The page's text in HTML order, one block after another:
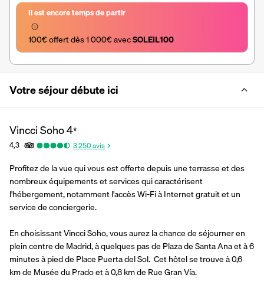
Il est encore temps de partir
100€ offert dès 1 000€ avec SOLEIL100
Votre séjour débute ici
Vincci Soho4*
4,3 3 250avis
Profitez de la vue qui vous est offerte depuis une terrasse et des
nombreux équipements et services qui caractérisent
l'hébergement, notamment l'accès Wi-Fi à Internet gratuit et un
service de conciergerie.
En choisissant Vincci Soho, vous aurez la chance de séjourner en
plein centre de Madrid, à quelques pas de Plaza de Santa Ana et à 6
minutes à pied de Place Puerta del Sol.  Cet hôtel se trouve à 0,6
km de Musée du Prado et à 0,8 km de Rue Gran Vía.